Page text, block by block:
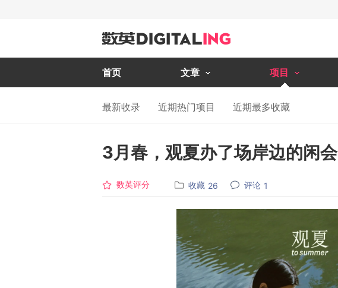
首页 文章 项目
最新收录 近期热门项目 近期最多收藏
3月春，观夏办了场岸边的闲会
数英评分 收藏 26 评论 1